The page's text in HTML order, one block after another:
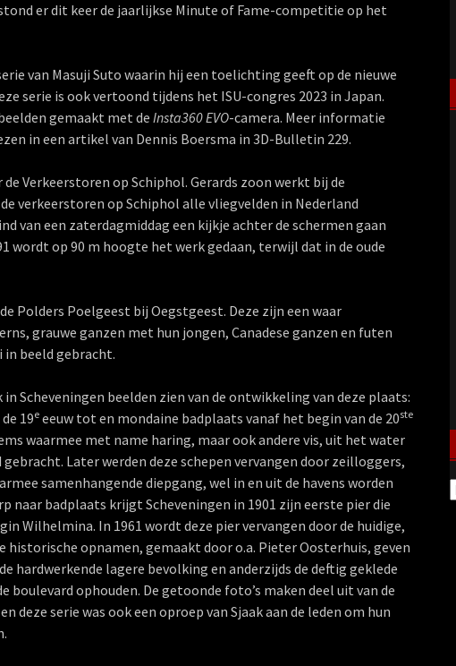
er dit keer de jaarlijkse Minute of Fame-competitie op het
van Masuji Suto waarin hij een toelichting geeft op de nieuwe
serie is ook vertoond tijdens het ISU-congres 2023 in Japan.
gemaakt met de Insta360 EVO-camera. Meer informatie
in een artikel van Dennis Boersma in 3D-Bulletin 229.
Verkeerstoren op Schiphol. Gerards zoon werkt bij de
verkeerstoren op Schiphol alle vliegvelden in Nederland
van een zaterdagmiddag een kijkje achter de schermen gaan
wordt op 90 m hoogte het werk gedaan, terwijl dat in de oude
Polders Poelgeest bij Oegstgeest. Deze zijn een waar
grauwe ganzen met hun jongen, Canadese ganzen en futen
in beeld gebracht.
Scheveningen beelden zien van de ontwikkeling van deze plaats:
19e eeuw tot en mondaine badplaats vanaf het begin van de 20ste
waarmee met name haring, maar ook andere vis, uit het water
Later werden deze schepen vervangen door zeilloggers,
samenhangende diepgang, wel in en uit de havens worden
naar badplaats krijgt Scheveningen in 1901 zijn eerste pier die
Wilhelmina. In 1961 wordt deze pier vervangen door de huidige,
historische opnamen, gemaakt door o.a. Pieter Oosterhuis, geven
hardwerkende lagere bevolking en anderzijds de deftig geklede
boulevard ophouden. De getoonde foto’s maken deel uit van de
deze serie was ook een oproep van Sjaak aan de leden om hun